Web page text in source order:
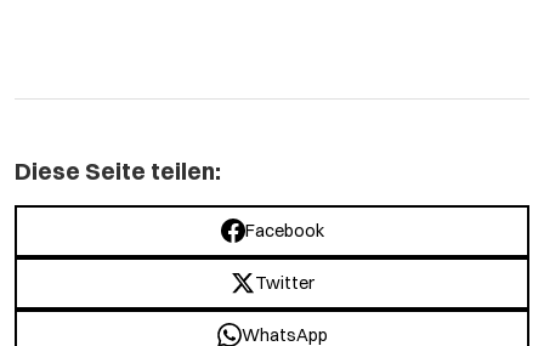
Diese Seite teilen:
Facebook
Twitter
WhatsApp